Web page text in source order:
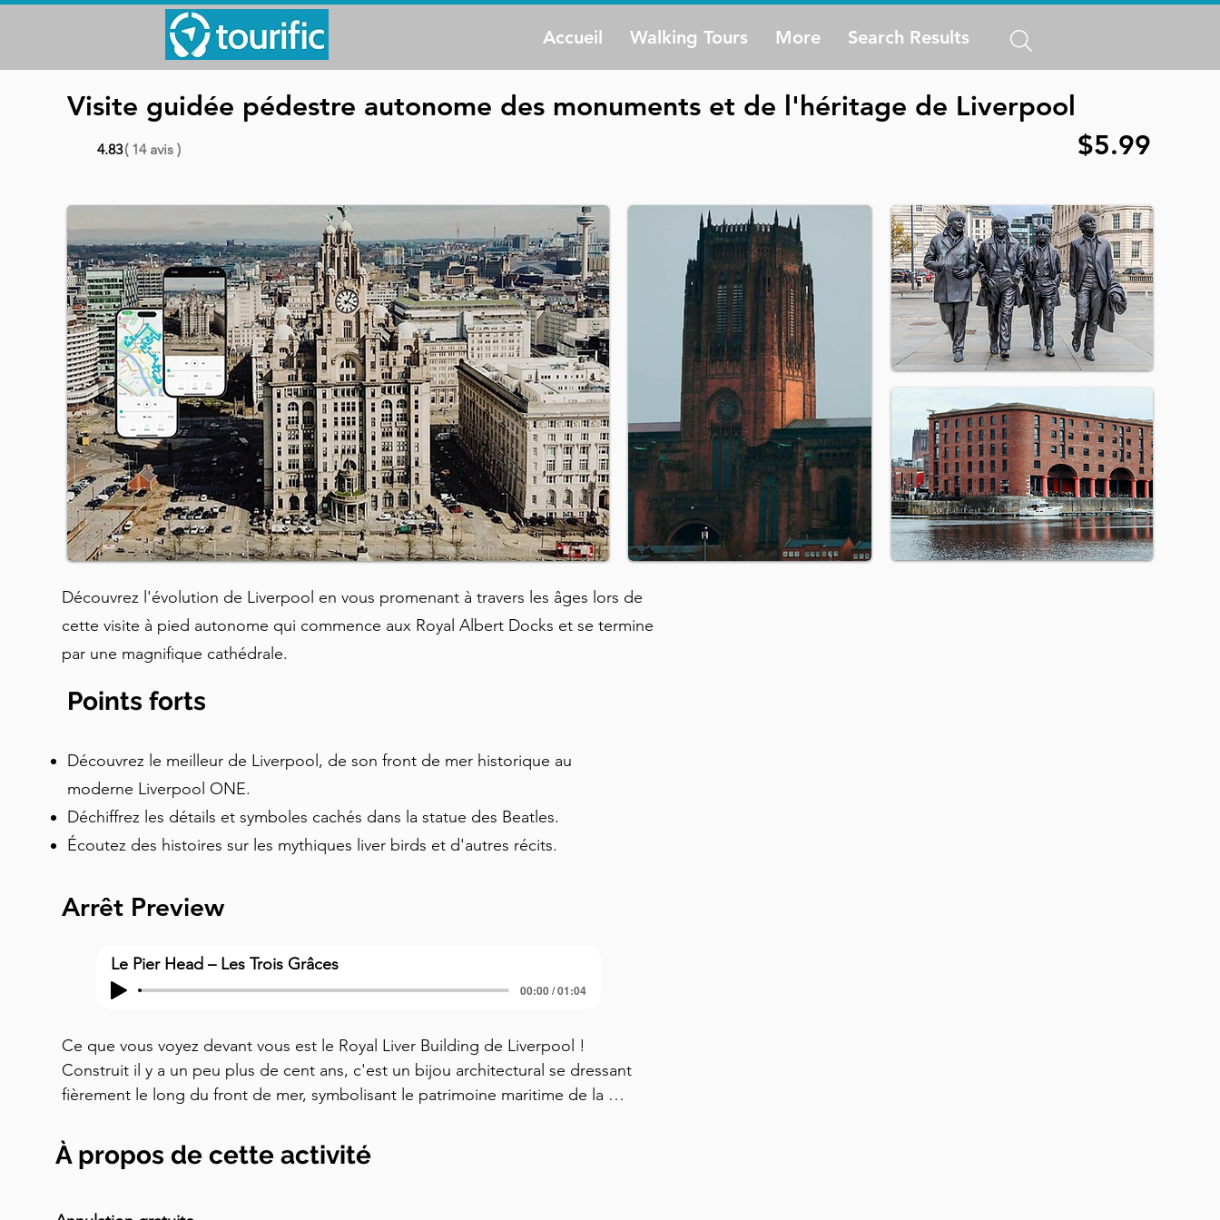
Accueil Walking Tours More Search Results
Visite guidée pédestre autonome des monuments et de l'héritage de Liverpool
4.83( 14 avis ) $5.99
Découvrez l'évolution de Liverpool en vous promenant à travers les âges lors de
cette visite à pied autonome qui commence aux Royal Albert Docks et se termine
par une magnifique cathédrale.
Points forts
Découvrez le meilleur de Liverpool, de son front de mer historique au
moderne Liverpool ONE.
Déchiffrez les détails et symboles cachés dans la statue des Beatles.
Écoutez des histoires sur les mythiques liver birds et d'autres récits.
Arrêt Preview
Le Pier Head – Les Trois Grâces
00:00 / 01:04
Ce que vous voyez devant vous est le Royal Liver Building de Liverpool !
Construit il y a un peu plus de cent ans, c'est un bijou architectural se dressant
fièrement le long du front de mer, symbolisant le patrimoine maritime de la
côté du Cunard Building et du Port of Liverpool Building. Ensemble, ils
formaient une impressionnante bienvenue pour quiconque arrivait par la mer.
À propos de cette activité